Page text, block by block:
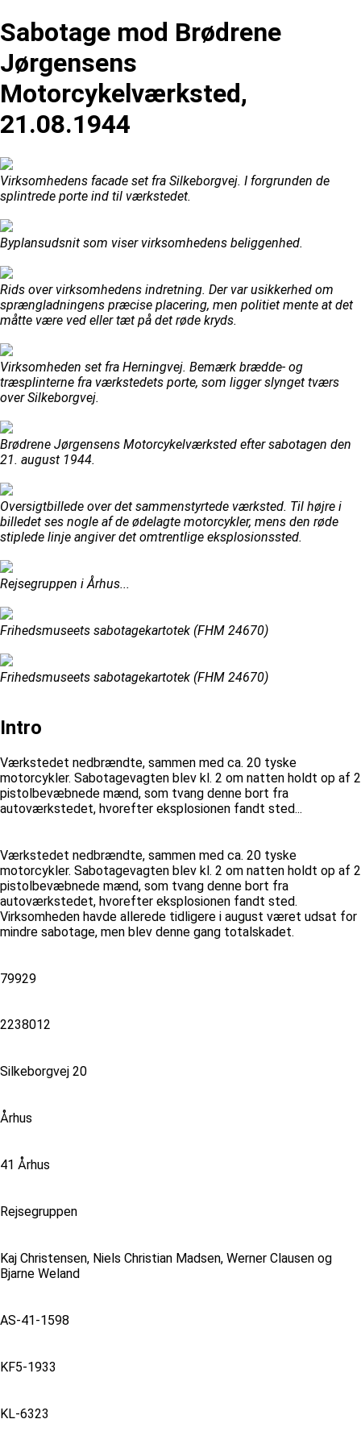
Sabotage mod Brødrene
Jørgensens
Motorcykelværksted,
21.08.1944
Virksomhedens facade set fra Silkeborgvej. I forgrunden de
splintrede porte ind til værkstedet.
Byplansudsnit som viser virksomhedens beliggenhed.
Rids over virksomhedens indretning. Der var usikkerhed om
sprængladningens præcise placering, men politiet mente at det
måtte være ved eller tæt på det røde kryds.
Virksomheden set fra Herningvej. Bemærk brædde- og
træsplinterne fra værkstedets porte, som ligger slynget tværs
over Silkeborgvej.
Brødrene Jørgensens Motorcykelværksted efter sabotagen den
21. august 1944.
Oversigtbillede over det sammenstyrtede værksted. Til højre i
billedet ses nogle af de ødelagte motorcykler, mens den røde
stiplede linje angiver det omtrentlige eksplosionssted.
Rejsegruppen i Århus...
Frihedsmuseets sabotagekartotek (FHM 24670)
Frihedsmuseets sabotagekartotek (FHM 24670)
Intro
Værkstedet nedbrændte, sammen med ca. 20 tyske
motorcykler. Sabotagevagten blev kl. 2 om natten holdt op af 2
pistolbevæbnede mænd, som tvang denne bort fra
autoværkstedet, hvorefter eksplosionen fandt sted...
Værkstedet nedbrændte, sammen med ca. 20 tyske
motorcykler. Sabotagevagten blev kl. 2 om natten holdt op af 2
pistolbevæbnede mænd, som tvang denne bort fra
autoværkstedet, hvorefter eksplosionen fandt sted.
Virksomheden havde allerede tidligere i august været udsat for
mindre sabotage, men blev denne gang totalskadet.
79929
2238012
Silkeborgvej 20
Århus
41 Århus
Rejsegruppen
Kaj Christensen, Niels Christian Madsen, Werner Clausen og
Bjarne Weland
AS-41-1598
KF5-1933
KL-6323